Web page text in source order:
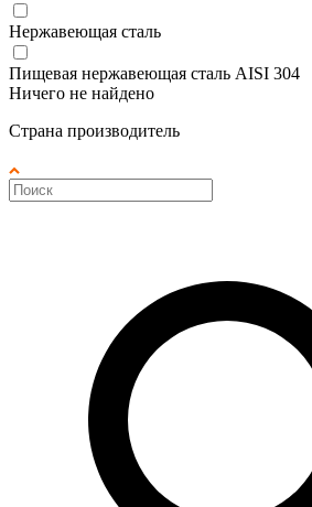
Нержавеющая сталь
Пищевая нержавеющая сталь AISI 304
Ничего не найдено
Страна производитель